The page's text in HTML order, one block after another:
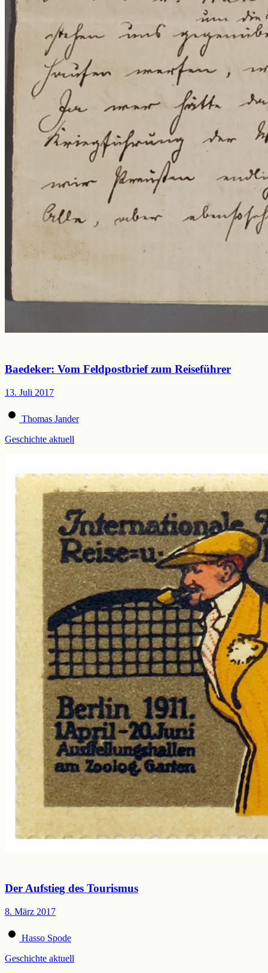
Baedeker: Vom Feldpostbrief zum Reiseführer
13. Juli 2017
Thomas Jander
Geschichte aktuell
Der Aufstieg des Tourismus
8. März 2017
Hasso Spode
Geschichte aktuell